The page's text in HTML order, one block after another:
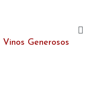
Vinos Generosos